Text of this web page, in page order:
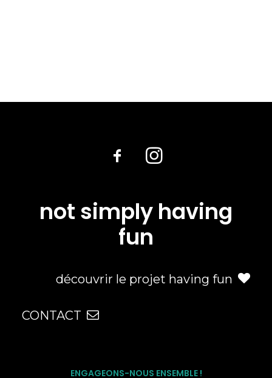
not simply having
fun
découvrir le projet having fun
CONTACT
ENGAGEONS-NOUS ENSEMBLE !